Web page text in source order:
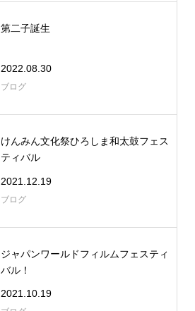
第二子誕生
2022.08.30
ブログ
けんみん文化祭ひろしま和太鼓フェス
ティバル
2021.12.19
ブログ
ジャパンワールドフィルムフェスティ
バル！
2021.10.19